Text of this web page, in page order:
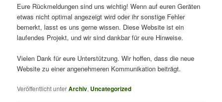
Eure Rückmeldungen sind uns wichtig! Wenn auf euren Geräten
etwas nicht optimal angezeigt wird oder ihr sonstige Fehler
bemerkt, lasst es uns gerne wissen. Diese Website ist ein
laufendes Projekt, und wir sind dankbar für eure Hinweise.
Vielen Dank für eure Unterstützung. Wir hoffen, dass die neue
Website zu einer angenehmeren Kommunikation beiträgt.
Veröffentlicht unterArchiv, Uncategorized